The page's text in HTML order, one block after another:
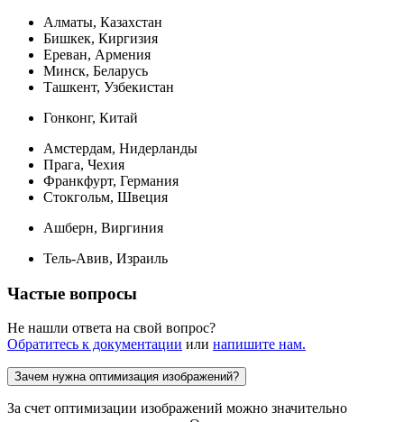
Алматы, Казахстан
Бишкек, Киргизия
Ереван, Армения
Минск, Беларусь
Ташкент, Узбекистан
Гонконг, Китай
Амстердам, Нидерланды
Прага, Чехия
Франкфурт, Германия
Стокгольм, Швеция
Ашберн, Виргиния
Тель-Авив, Израиль
Частые вопросы
Не нашли ответа на свой вопрос?
Обратитесь к документации или напишите нам.
Зачем нужна оптимизация изображений?
За счет оптимизации изображений можно значительно